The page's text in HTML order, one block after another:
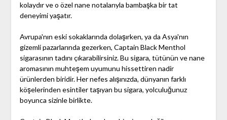
kolaydır ve o özel nane notalarıyla bambaşka bir tat
deneyimi yaşatır.
Avrupa'nın eski sokaklarında dolaşırken, ya da Asya'nın
gizemli pazarlarında gezerken, Captain Black Menthol
sigarasının tadını çıkarabilirsiniz. Bu sigara, tütünün ve nane
aromasının muhteşem uyumunu hissettiren nadir
ürünlerden biridir. Her nefes alışınızda, dünyanın farklı
köşelerinden esintiler taşıyan bu sigara, yolculuğunuz
boyunca sizinle birlikte.